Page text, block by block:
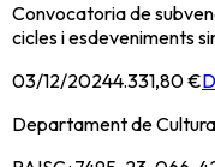
Convocatoria de
cicles i esdeveniments
03/12/20244.331,80 €
Departament de Cultura